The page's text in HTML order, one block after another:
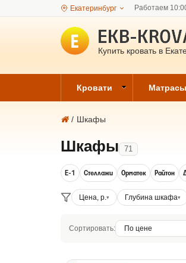
Екатеринбург Работаем
Купить кровать в
Кровати Матрасы
/ Шкафы
Шкафы 71
Е-1 Стеллажи Орматек Райтон
Цена, р. Глубина шкафа
Сортировать: